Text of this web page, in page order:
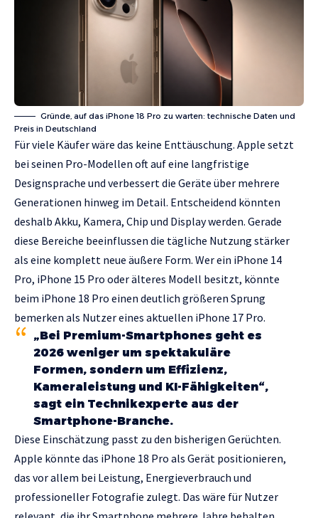
Gründe, auf das iPhone 18 Pro zu warten: technische Daten und
Preis in Deutschland
Für viele Käufer wäre das keine Enttäuschung. Apple setzt
bei seinen Pro-Modellen oft auf eine langfristige
Designsprache und verbessert die Geräte über mehrere
Generationen hinweg im Detail. Entscheidend könnten
deshalb Akku, Kamera, Chip und Display werden. Gerade
diese Bereiche beeinflussen die tägliche Nutzung stärker
als eine komplett neue äußere Form. Wer ein iPhone 14
Pro, iPhone 15 Pro oder älteres Modell besitzt, könnte
beim iPhone 18 Pro einen deutlich größeren Sprung
bemerken als Nutzer eines aktuellen iPhone 17 Pro.
„Bei Premium-Smartphones geht es
2026 weniger um spektakuläre
Formen, sondern um Effizienz,
Kameraleistung und KI-Fähigkeiten“,
sagt ein Technikexperte aus der
Smartphone-Branche.
Diese Einschätzung passt zu den bisherigen Gerüchten.
Apple könnte das iPhone 18 Pro als Gerät positionieren,
das vor allem bei Leistung, Energieverbrauch und
professioneller Fotografie zulegt. Das wäre für Nutzer